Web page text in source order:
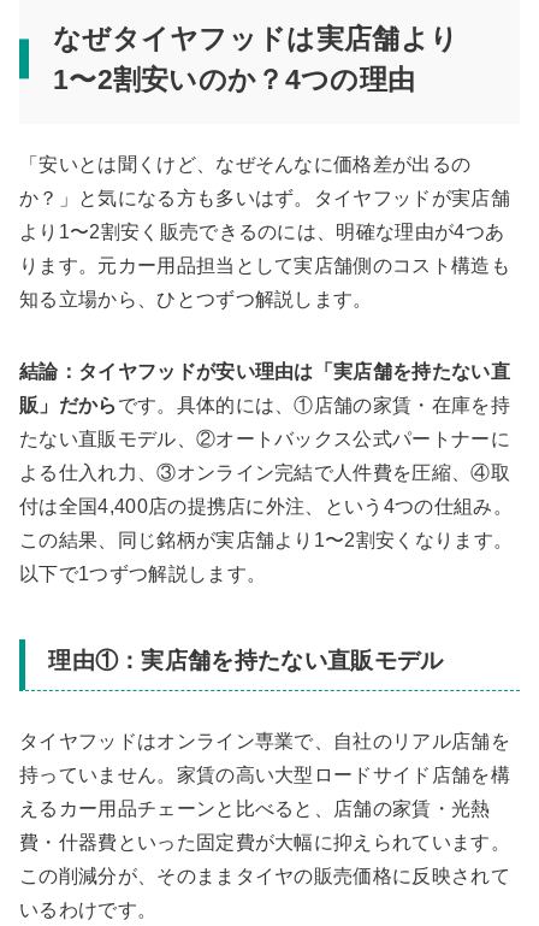
なぜタイヤフッドは実店舗より
1〜2割安いのか？4つの理由
「安いとは聞くけど、なぜそんなに価格差が出るの
か？」と気になる方も多いはず。タイヤフッドが実店舗
より1〜2割安く販売できるのには、明確な理由が4つあ
ります。元カー用品担当として実店舗側のコスト構造も
知る立場から、ひとつずつ解説します。
結論：タイヤフッドが安い理由は「実店舗を持たない直
販」だから です。具体的には、①店舗の家賃・在庫を持
たない直販モデル、②オートバックス公式パートナーに
よる仕入れ力、③オンライン完結で人件費を圧縮、④取
付は全国4,400店の提携店に外注、という4つの仕組み。
この結果、同じ銘柄が実店舗より1〜2割安くなります。
以下で1つずつ解説します。
理由①：実店舗を持たない直販モデル
タイヤフッドはオンライン専業で、自社のリアル店舗を
持っていません。家賃の高い大型ロードサイド店舗を構
えるカー用品チェーンと比べると、店舗の家賃・光熱
費・什器費といった固定費が大幅に抑えられています。
この削減分が、そのままタイヤの販売価格に反映されて
いるわけです。